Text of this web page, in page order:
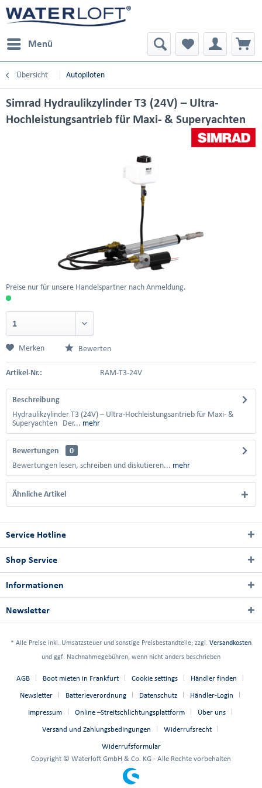
Menü
Übersicht Autopiloten
Simrad Hydraulikzylinder T3 (24V) – Ultra-
Hochleistungsantrieb für Maxi- & Superyachten
Preise nur für unsere Handelspartner nach Anmeldung.
Merken Bewerten
Artikel-Nr.: RAM-T3-24V
Beschreibung
Hydraulikzylinder T3 (24V) – Ultra-Hochleistungsantrieb für Maxi- &
Superyachten Der... mehr
Bewertungen
0
Bewertungen lesen, schreiben und diskutieren... mehr
Ähnliche Artikel
Service Hotline
Shop Service
Informationen
Newsletter
* Alle Preise inkl. Umsatzsteuer und sonstige Preisbestandteile; zzgl. Versandkosten
und ggf. Nachnahmegebühren, wenn nicht anders beschrieben
AGB Boot mieten in Frankfurt Cookie settings Händler finden
Newsletter Batterieverordnung Datenschutz Händler-Login
Impressum Online –Streitschlichtungsplattform Über uns
Versand und Zahlungsbedingungen Widerrufsrecht
Widerrufsformular
Copyright © Waterloft GmbH & Co. KG - Alle Rechte vorbehalten